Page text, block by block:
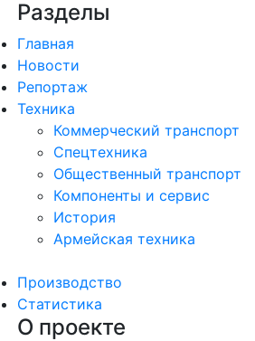
Разделы
Главная
Новости
Репортаж
Техника
Коммерческий транспорт
Спецтехника
Общественный транспорт
Компоненты и сервис
История
Армейская техника
Производство
Статистика
О проекте